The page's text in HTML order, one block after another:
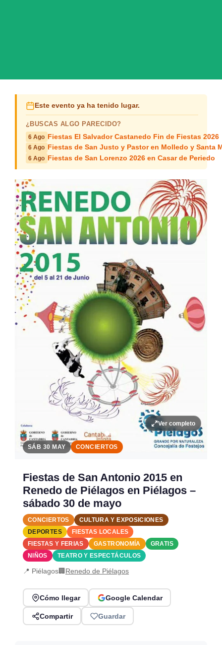
Este evento ya ha tenido lugar.
¿BUSCAS ALGO PARECIDO?
6 Ago Fiestas El Salvador Castanedo Fin de Fiestas 2026
6 Ago Fiestas de San Justo y Pastor en Molledo y Santa
6 Ago Fiestas de San Lorenzo 2026 en Casar de Periedo
Ver completo
SÁB 30 MAY CONCIERTOS
Fiestas de San Antonio 2015 en
Renedo de Piélagos en Piélagos –
sábado 30 de mayo
CONCIERTOS
CULTURA Y EXPOSICIONES
DEPORTES
FIESTAS LOCALES
FIESTAS Y FERIAS
GASTRONOMÍA
GRATIS
NIÑOS
TEATRO Y ESPECTÁCULOS
📍 Piélagos🏢 Renedo de Piélagos
Cómo llegar Google Calendar
Compartir Guardar